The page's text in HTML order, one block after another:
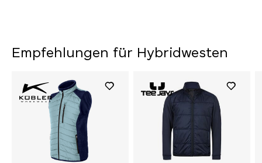
Empfehlungen für Hybridwesten